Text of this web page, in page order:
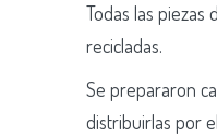
Todas las piezas
recicladas.
Se prepararon
distribuirlas por